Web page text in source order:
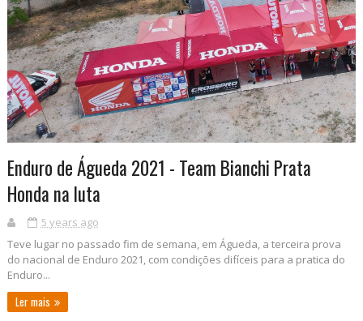
Enduro de Águeda 2021 - Team Bianchi Prata
Honda na luta
5 years ago
Teve lugar no passado fim de semana, em Águeda, a terceira prova
do nacional de Enduro 2021, com condições difíceis para a pratica do
Enduro...
Ler mais